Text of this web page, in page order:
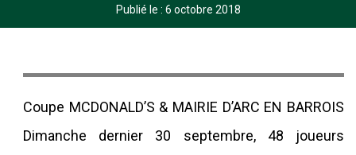
Publié le : 6 octobre 2018
Coupe MCDONALD’S & MAIRIE D’ARC EN BARROIS
Dimanche dernier 30 septembre, 48 joueurs